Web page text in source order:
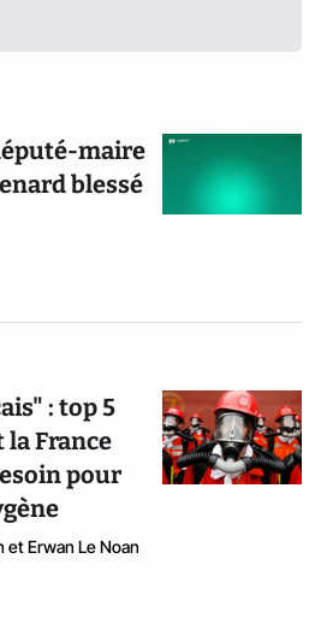
maire
blessé
: top 5
la France
pour
et Erwan Le Noan